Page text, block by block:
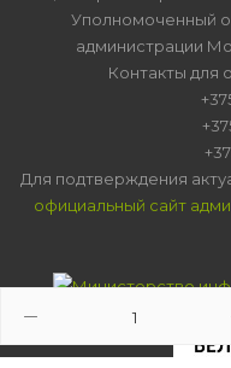
Уполномоченный
администрации
Контакты для
Для подтверждения
официальный сайт